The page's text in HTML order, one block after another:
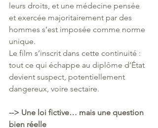
leurs droits, et une médecine pensée
et exercée majoritairement par des
hommes s’est imposée comme norme
unique.
Le film s’inscrit dans cette continuité :
tout ce qui échappe au diplôme d’État
devient suspect, potentiellement
dangereux, voire sectaire.
--> Une loi fictive… mais une question
bien réelle